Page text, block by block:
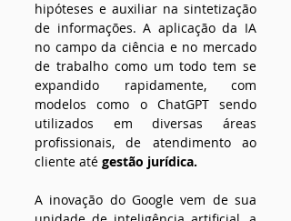
hipóteses e auxiliar na sintetização
de informações. A aplicação da IA
no campo da ciência e no mercado
de trabalho como um todo tem se
expandido rapidamente, com
modelos como o ChatGPT sendo
utilizados em diversas áreas
profissionais, de atendimento ao
cliente até gestão jurídica.
A inovação do Google vem de sua